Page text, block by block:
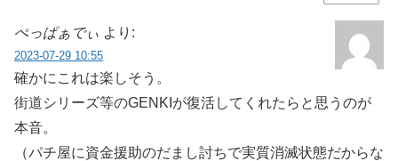
ぺっぱぁでぃ より:
2023-07-29 10:55
確かにこれは楽しそう。
街道シリーズ等のGENKIが復活してくれたらと思うのが
本音。
（パチ屋に資金援助のだまし討ちで実質消滅状態だからな